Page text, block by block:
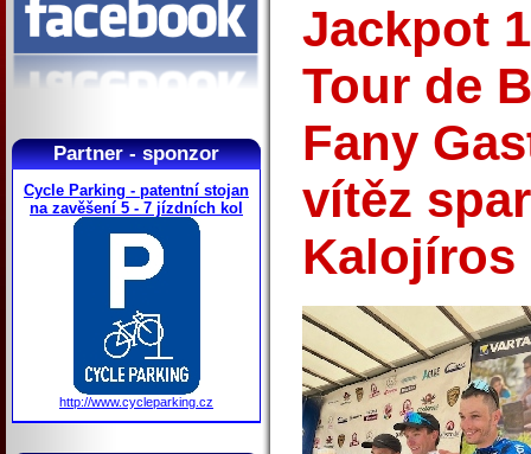
Partner - sponzor
Cycle Parking - patentní stojan
na zavěšení 5 - 7 jízdních kol
http://www.cycleparking.cz
Jackpot
Tour de
Fany
vítěz
Kalojíros